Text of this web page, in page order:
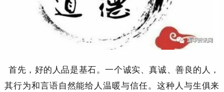
首先，好的人品是基石。一个诚实、真诚、善良的人，
其行为和言语自然能给人温暖与信任。 这种人与生俱来